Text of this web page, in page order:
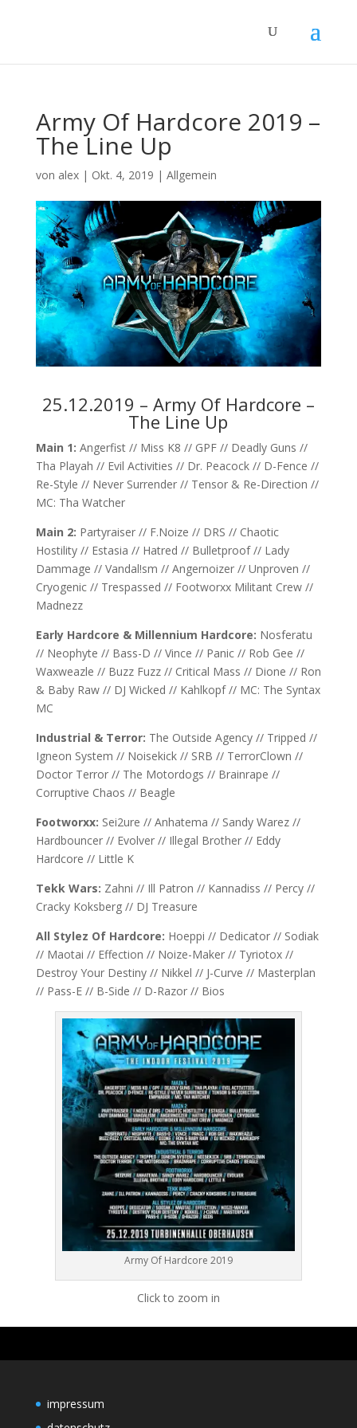
Army Of Hardcore 2019 –
The Line Up
von alex| Okt. 4, 2019 | Allgemein
25.12.2019 – Army Of Hardcore –
The Line Up
Main 1: Angerfist // Miss K8 // GPF // Deadly Guns //
Tha Playah // Evil Activities // Dr. Peacock // D-Fence //
Re-Style // Never Surrender // Tensor & Re-Direction //
MC: Tha Watcher
Main 2: Partyraiser // F.Noize // DRS // Chaotic
Hostility // Estasia // Hatred // Bulletproof // Lady
Dammage // Vandal!sm // Angernoizer // Unproven //
Cryogenic // Trespassed // Footworxx Militant Crew //
Madnezz
Early Hardcore & Millennium Hardcore: Nosferatu
// Neophyte // Bass-D // Vince // Panic // Rob Gee //
Waxweazle // Buzz Fuzz // Critical Mass // Dione // Ron
& Baby Raw // DJ Wicked // Kahlkopf // MC: The Syntax
MC
Industrial & Terror: The Outside Agency // Tripped //
Igneon System // Noisekick // SRB // TerrorClown //
Doctor Terror // The Motordogs // Brainrape //
Corruptive Chaos // Beagle
Footworxx: Sei2ure // Anhatema // Sandy Warez //
Hardbouncer // Evolver // Illegal Brother // Eddy
Hardcore // Little K
Tekk Wars: Zahni // Ill Patron // Kannadiss // Percy //
Cracky Koksberg // DJ Treasure
All Stylez Of Hardcore: Hoeppi // Dedicator // Sodiak
// Maotai // Effection // Noize-Maker // Tyriotox //
Destroy Your Destiny // Nikkel // J-Curve // Masterplan
// Pass-E // B-Side // D-Razor // Bios
Army Of Hardcore 2019
Click to zoom in
impressum